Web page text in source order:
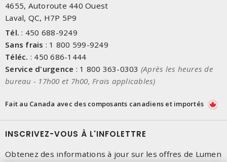
4655, Autoroute 440 Ouest
Laval, QC, H7P 5P9
Tél. : 450 688-9249
Sans frais : 1 800 599-9249
Téléc. : 450 686-1444
Service d'urgence : 1 800 363-0303 (Après les heures de
bureau - 17h00 et 7h00, Frais applicables)
Fait au Canada avec des composants canadiens et importés
INSCRIVEZ-VOUS À L'INFOLETTRE
Obtenez des informations à jour sur les offres de Lumen